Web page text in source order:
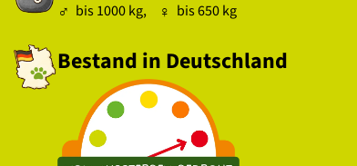
bis 1000 kg, bis 650 kg
Bestand in Deutschland